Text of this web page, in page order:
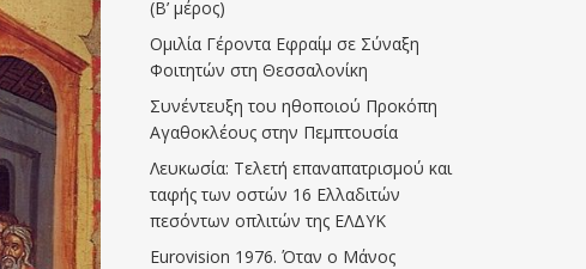
(Β’ μέρος)
Ομιλία Γέροντα Εφραίμ σε Σύναξη
Φοιτητών στη Θεσσαλονίκη
Συνέντευξη του ηθοποιού Προκόπη
Αγαθοκλέους στην Πεμπτουσία
Λευκωσία: Τελετή επαναπατρισμού και
ταφής των οστών 16 Ελλαδιτών
πεσόντων οπλιτών της ΕΛΔΥΚ
Eurovision 1976. Όταν ο Μάνος